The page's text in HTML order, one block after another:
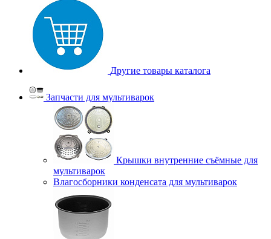
Другие товары каталога
Запчасти для мультиварок
Крышки внутренние съёмные для
мультиварок
Влагосборники конденсата для мультиварок